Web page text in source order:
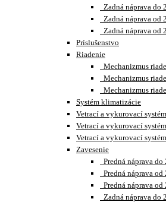
Zadná náprava do
Zadná náprava od
Zadná náprava od
Príslušenstvo
Riadenie
Mechanizmus
Mechanizmus
Mechanizmus
Systém klimatizácie
Vetrací a vykurovací
Vetrací a vykurovací
Vetrací a vykurovací
Zavesenie
Predná náprava do
Predná náprava
Predná náprava od
Zadná náprava do